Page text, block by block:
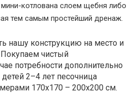
котлована слоем щебня либо
тем самым простейший дренаж.
нашу конструкцию на место и
чистый
потребности дополнительно
2–4 лет песочница
170х170 – 200х200 см.